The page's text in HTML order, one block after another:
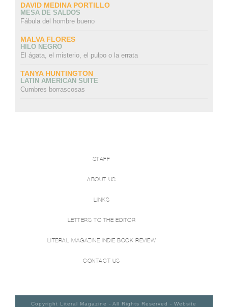
DAVID MEDINA PORTILLO
MESA DE SALDOS
Fábula del hombre bueno
MALVA FLORES
HILO NEGRO
El ágata, el misterio, el pulpo o la errata
TANYA HUNTINGTON
LATIN AMERICAN SUITE
Cumbres borrascosas
STAFF
ABOUT US
LINKS
LETTERS TO THE EDITOR
LITERAL MAGAZINE INDIE BOOK REVIEW
CONTACT US
Copyright Literal Magazine - All Rights Reserved - Website